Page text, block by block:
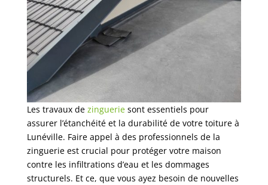
Les travaux de zingueriesont essentiels pour
assurer l’étanchéité et la durabilité de votre toiture à
Lunéville. Faire appel à des professionnels de la
zinguerie est crucial pour protéger votre maison
contre les infiltrations d’eau et les dommages
structurels. Et ce, que vous ayez besoin de nouvelles